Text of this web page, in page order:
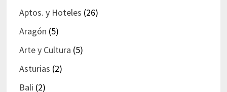
Aptos. y Hoteles (26)
Aragón (5)
Arte y Cultura (5)
Asturias (2)
Bali (2)